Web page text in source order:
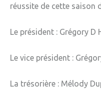
» Encombrants et
» Gîtes - Chambres
» Santé
» Transport
réussite de cette saison
Le président : Grégory D
Le vice président :
La trésorière : Mélody